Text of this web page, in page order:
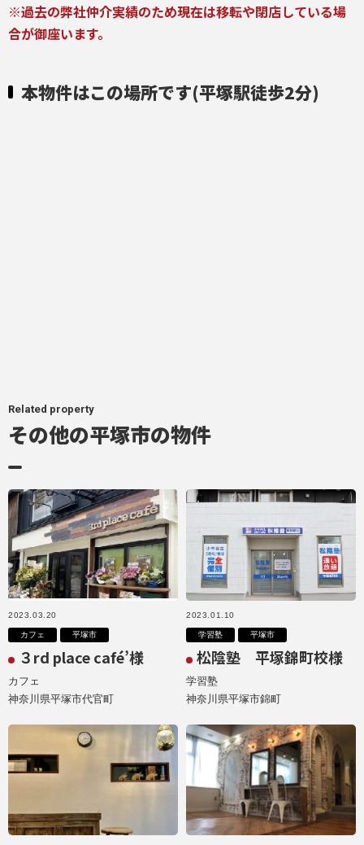
※過去の弊社仲介実績のため現在は移転や閉店している場
合が御座います。
本物件はこの場所です(平塚駅徒歩2分)
Related property
その他の平塚市の物件
2023.03.20
カフェ 平塚市
３rd place café’様
カフェ
神奈川県平塚市代官町
2023.01.10
学習塾 平塚市
松陰塾 平塚錦町校様
学習塾
神奈川県平塚市錦町